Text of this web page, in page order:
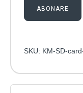
ABONARE
SKU: KM-SD-